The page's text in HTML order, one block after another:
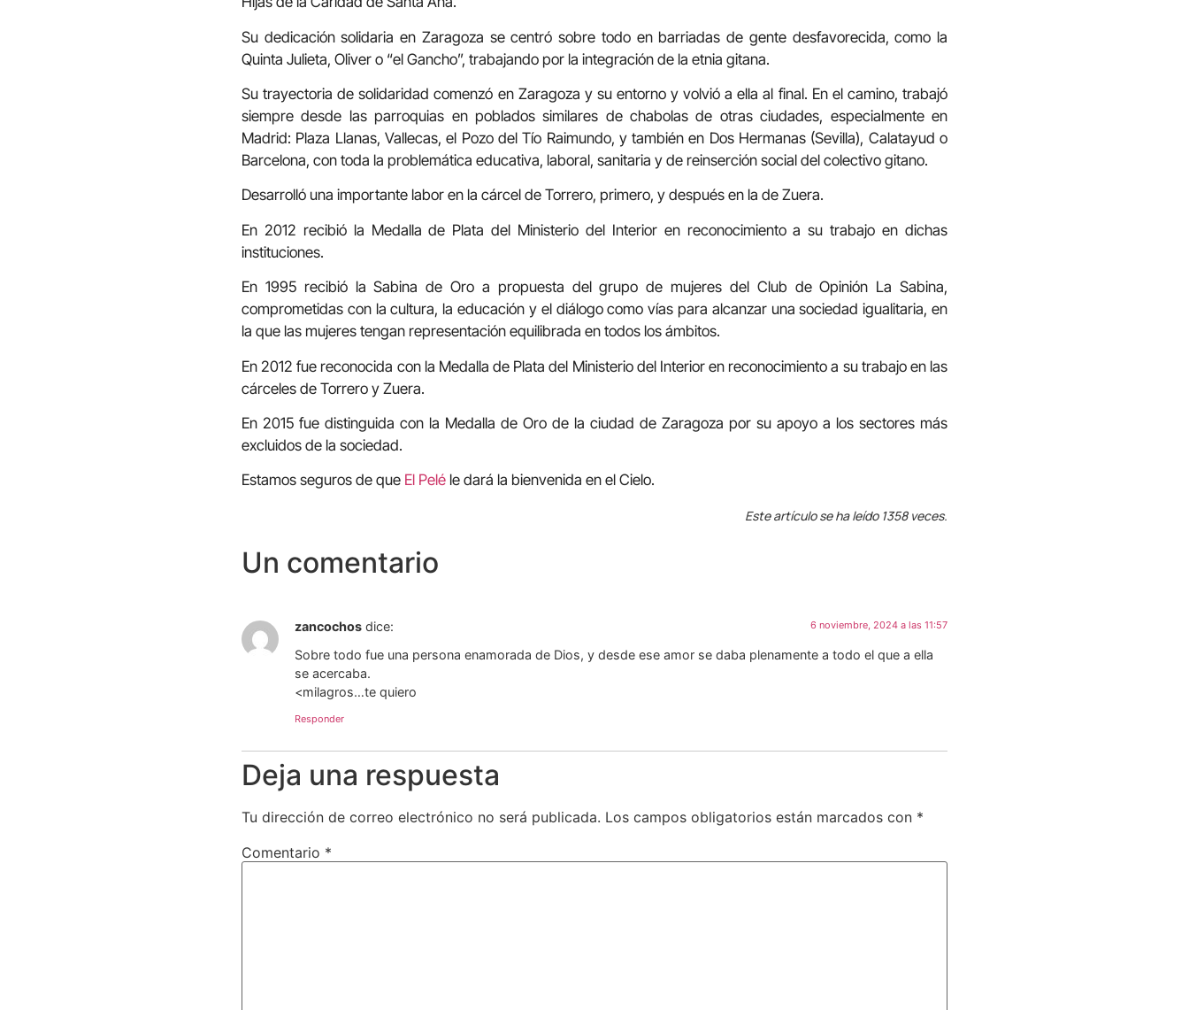
Su dedicación solidaria en Zaragoza se centró sobre todo en barriadas de gente desfavorecida, como la
Quinta Julieta, Oliver o “el Gancho”, trabajando por la integración de la etnia gitana.
Su trayectoria de solidaridad comenzó en Zaragoza y su entorno y volvió a ella al final. En el camino, trabajó
siempre desde las parroquias en poblados similares de chabolas de otras ciudades, especialmente en
Madrid: Plaza Llanas, Vallecas, el Pozo del Tío Raimundo, y también en Dos Hermanas (Sevilla), Calatayud o
Barcelona, con toda la problemática educativa, laboral, sanitaria y de reinserción social del colectivo gitano.
Desarrolló una importante labor en la cárcel de Torrero, primero, y después en la de Zuera.
En 2012 recibió la Medalla de Plata del Ministerio del Interior en reconocimiento a su trabajo en dichas
instituciones.
En 1995 recibió la Sabina de Oro a propuesta del grupo de mujeres del Club de Opinión La Sabina,
comprometidas con la cultura, la educación y el diálogo como vías para alcanzar una sociedad igualitaria, en
la que las mujeres tengan representación equilibrada en todos los ámbitos.
En 2012 fue reconocida con la Medalla de Plata del Ministerio del Interior en reconocimiento a su trabajo en las
cárceles de Torrero y Zuera.
En 2015 fue distinguida con la Medalla de Oro de la ciudad de Zaragoza por su apoyo a los sectores más
excluidos de la sociedad.
Estamos seguros de que El Pelé le dará la bienvenida en el Cielo.
Este artículo se ha leído 1358 veces.
Un comentario
zancochos dice: 6 noviembre, 2024 a las 11:57
Sobre todo fue una persona enamorada de Dios, y desde ese amor se daba plenamente a todo el que a ella
se acercaba.
<milagros…te quiero
Responder
Deja una respuesta
Tu dirección de correo electrónico no será publicada. Los campos obligatorios están marcados con *
Comentario *